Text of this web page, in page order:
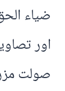
ضیاء
اور
صولت